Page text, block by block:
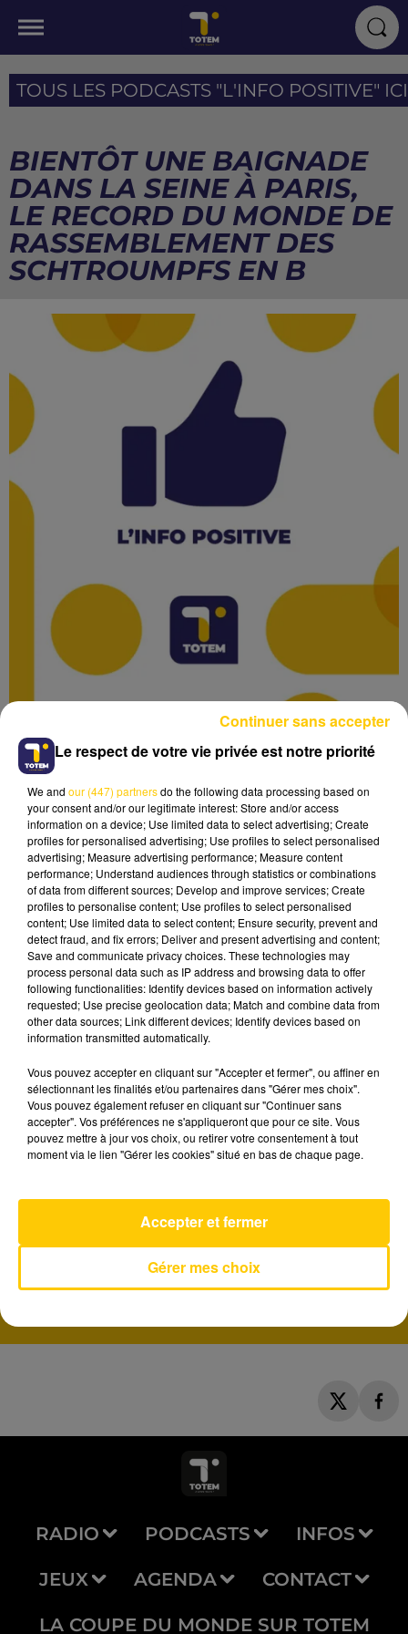
TOUS LES PODCASTS "L'INFO POSITIVE"
BIENTÔT UNE BAIGNADE
DANS LA SEINE À PARIS,
LE RECORD DU MONDE DE
RASSEMBLEMENT DES
SCHTROUMPFS EN B
Lecture (1 min 36 sec)
15 mai 2025 - 1 min 36 sec
BIENTÔT UNE BAIGNADE DANS LA
SEINE À PARIS, LE RECORD DU MONDE
DE RASSEMBLEMENT DES
SCHTROUMPFS EN B
Retrouvez les infos sourires du jour à 12h15 et
17h20 :-)
Lovefool
THE CARDIGANS
AVEYRON NORD
RADIO PODCASTS INFOS
JEUX AGENDA CONTACT
LA COUPE DU MONDE SUR TOTEM
Le respect de votre vie privée est notre priorité
We and our (447) partnersdo the following data processing based on
your consent and/or our legitimate interest: Store and/or access
information on a device; Use limited data to select advertising; Create
profiles for personalised advertising; Use profiles to select personalised
advertising; Measure advertising performance; Measure content
performance; Understand audiences through statistics or combinations
of data from different sources; Develop and improve services; Create
profiles to personalise content; Use profiles to select personalised
content; Use limited data to select content; Ensure security, prevent and
detect fraud, and fix errors; Deliver and present advertising and content;
Save and communicate privacy choices. These technologies may
process personal data such as IP address and browsing data to offer
following functionalities: Identify devices based on information actively
requested; Use precise geolocation data; Match and combine data from
other data sources; Link different devices; Identify devices based on
information transmitted automatically.
Vous pouvez accepter en cliquant sur "Accepter et fermer", ou affiner en
sélectionnant les finalités et/ou partenaires dans "Gérer mes choix".
Vous pouvez également refuser en cliquant sur "Continuer sans
accepter". Vos préférences ne s'appliqueront que pour ce site. Vous
pouvez mettre à jour vos choix, ou retirer votre consentement à tout
moment via le lien "Gérer les cookies" situé en bas de chaque page.
Gérer mes choix
Accepter et fermer
Continuer sans accepter